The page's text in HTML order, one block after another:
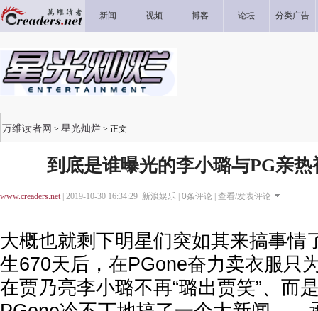
新闻 视频 博客 论坛 分类广告
万维读者网 > 星光灿烂 > 正文
到底是谁曝光的李小璐与PG亲
www.creaders.net| 2019-10-30 16:34:29 新浪娱乐 | 0条评论 | 查看/发表评论
大概也就剩下明星们突如其来搞事情
生670天后，在PGone奋力卖衣服只
在贾乃亮李小璐不再“璐出贾笑”、而